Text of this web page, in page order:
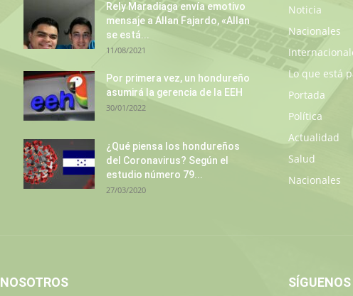
Rely Maradiaga envía emotivo
mensaje a Allan Fajardo, «Allan
se está...
11/08/2021
Por primera vez, un hondureño
asumirá la gerencia de la EEH
30/01/2022
¿Qué piensa los hondureños
del Coronavirus? Según el
estudio número 79...
27/03/2020
Noticia
Nacionales
Lo que está
Portada
Política
Actualidad
Salud
Nacionales
SÍGUENOS